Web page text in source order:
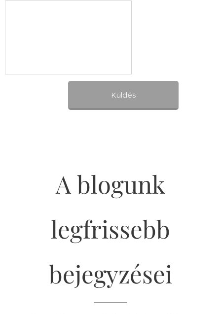
Küldés
A blogunk
legfrissebb
bejegyzései